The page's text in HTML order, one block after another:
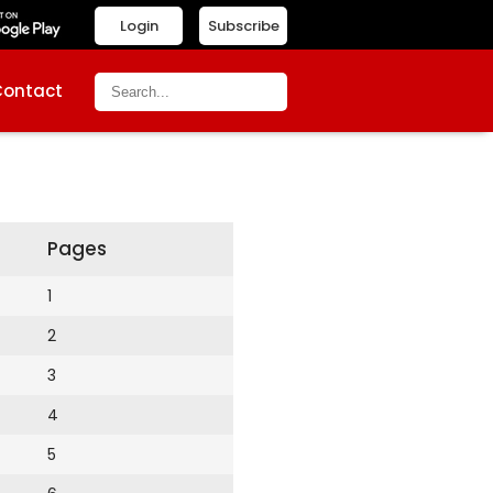
Subscribe
Login
Pages
1
2
3
4
5